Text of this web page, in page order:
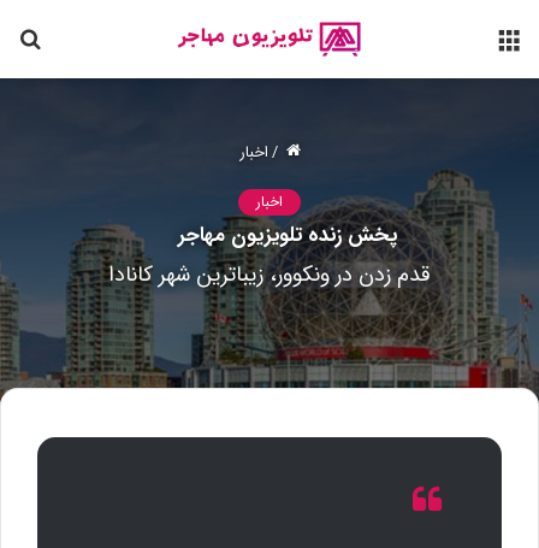
/اخبار
اخبار
پخش زنده تلویزیون مهاجر
قدم زدن در ونکوور، زیباترین شهر کانادا